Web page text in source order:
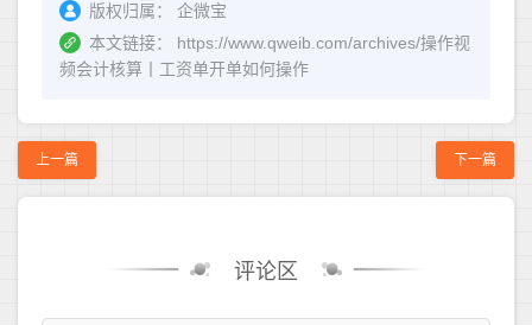
版权归属：
企微宝
本文链接：
https://www.qweib.com/archives/操作视
频会计核算丨工资单开单如何操作
上一篇 下一篇
评论区